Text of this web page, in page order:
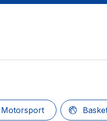
Motorsport